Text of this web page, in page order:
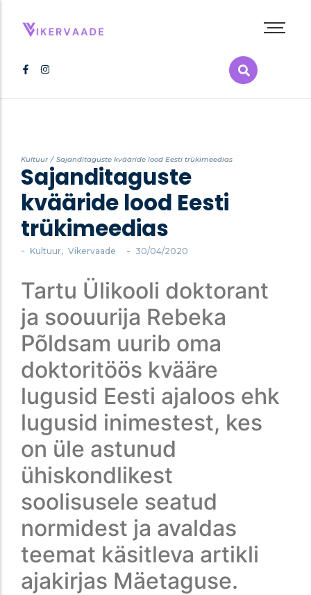
Abieluvõrdsus
Melu
Poliitika
Pride
Tervis
Vikerkaarepere
Kultuur / Sajanditaguste kvääride lood Eesti trükimeedias
Sajanditaguste
kvääride lood Eesti
trükimeedias
- Kultuur, Vikervaade - 30/04/2020
Tartu Ülikooli doktorant
ja soouurija Rebeka
Põldsam uurib oma
doktoritöös kvääre
lugusid Eesti ajaloos ehk
lugusid inimestest, kes
on üle astunud
ühiskondlikest
soolisusele seatud
normidest ja avaldas
teemat käsitleva artikli
ajakirjas Mäetaguse.